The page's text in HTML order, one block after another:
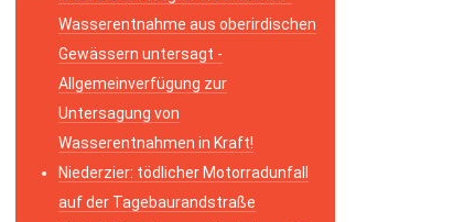
Wasserentnahme aus oberirdischen
Gewässern untersagt -
Allgemeinverfügung zur
Untersagung von
Wasserentnahmen in Kraft!
Niederzier: tödlicher Motorradunfall
auf der Tagebaurandstraße